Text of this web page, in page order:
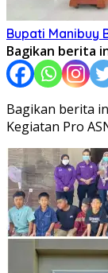
Bupati Manibuy
Bagikan berita
Bagikan berita
Kegiatan Pro